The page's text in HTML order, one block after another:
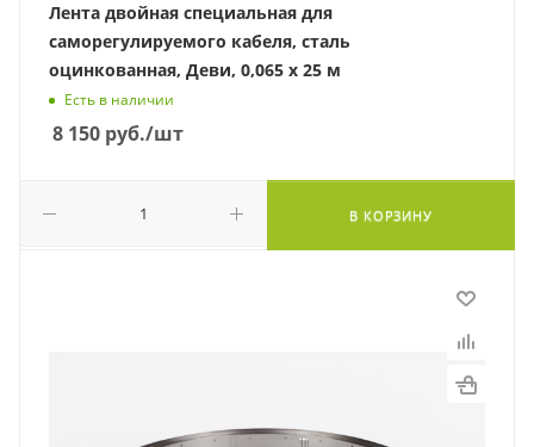
Лента двойная специальная для
саморегулируемого кабеля, сталь
оцинкованная, Деви, 0,065 х 25 м
Есть в наличии
8 150 руб./шт
В КОРЗИНУ